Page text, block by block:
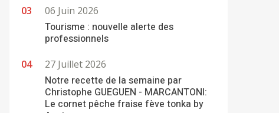
06 Juin 2026
Tourisme : nouvelle alerte des
professionnels
27 Juillet 2026
Notre recette de la semaine par
Christophe GUEGUEN - MARCANTONI:
Le cornet pêche fraise fève tonka by